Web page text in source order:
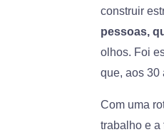
construir
pessoas,
olhos. Foi
que, aos 30
Com uma
trabalho e